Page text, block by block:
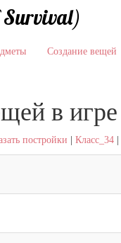
Создание вещей
в игре
постройки Класс_34